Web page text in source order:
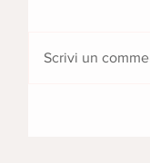
Scrivi un